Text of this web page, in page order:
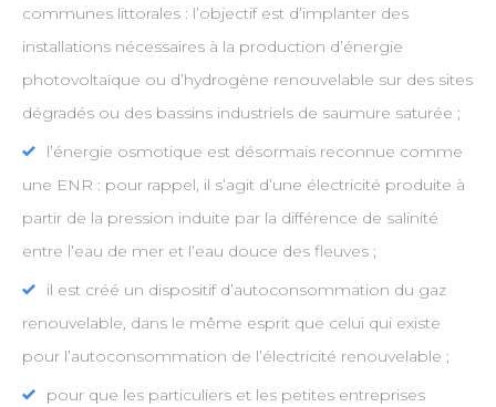
communes littorales : l’objectif est d’implanter des
installations nécessaires à la production d’énergie
photovoltaïque ou d’hydrogène renouvelable sur des sites
dégradés ou des bassins industriels de saumure saturée ;
l’énergie osmotique est désormais reconnue comme
une ENR : pour rappel, il s’agit d’une électricité produite à
partir de la pression induite par la différence de salinité
entre l’eau de mer et l’eau douce des fleuves ;
il est créé un dispositif d’autoconsommation du gaz
renouvelable, dans le même esprit que celui qui existe
pour l’autoconsommation de l’électricité renouvelable ;
pour que les particuliers et les petites entreprises